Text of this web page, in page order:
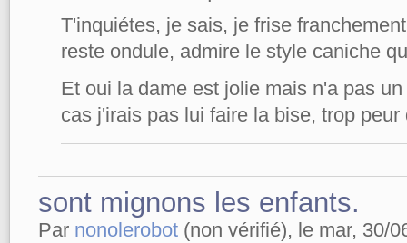
T'inquiétes, je sais, je frise
reste ondule, admire le style caniche
Et oui la dame est jolie mais n'a pas
cas j'irais pas lui faire la bise, trop
sont mignons les enfants.
Par nonolerobot (non vérifié), le mar, 30/